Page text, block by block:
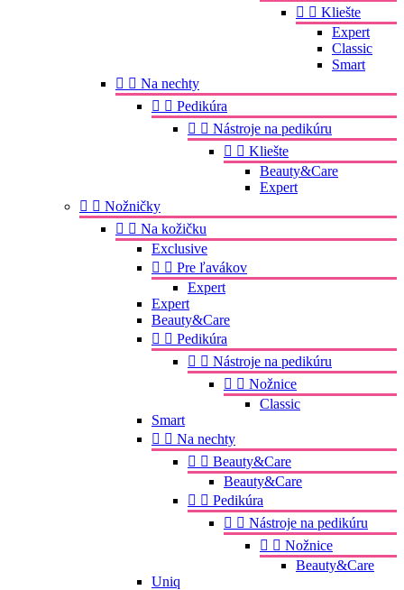
  Kliešte
Expert
Classic
Smart
  Na nechty
  Pedikúra
  Nástroje na pedikúru
  Kliešte
Beauty&Care
Expert
  Nožničky
  Na kožičku
Exclusive
  Pre ľavákov
Expert
Expert
Beauty&Care
  Pedikúra
  Nástroje na pedikúru
  Nožnice
Classic
Smart
  Na nechty
  Beauty&Care
Beauty&Care
  Pedikúra
  Nástroje na pedikúru
  Nožnice
Beauty&Care
Uniq